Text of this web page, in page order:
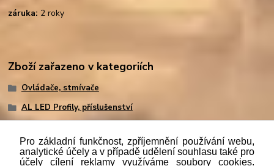
záruka: 2 roky
Zboží zařazeno v kategoriích
Ovládače, stmívače
AL LED Profily, příslušenství
Pro základní funkčnost, zpříjemnění používání webu,
analytické účely a v případě udělení souhlasu také pro
účely cílení reklamy využíváme soubory cookies.